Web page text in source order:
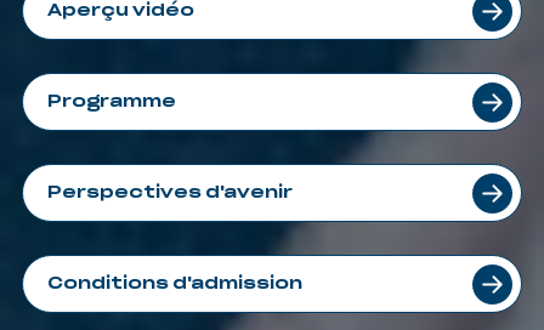
Aperçu vidéo
Programme
Perspectives d'avenir
Conditions d'admission